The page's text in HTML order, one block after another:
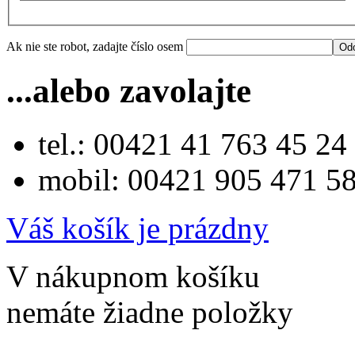
Ak nie ste robot, zadajte číslo osem
...alebo zavolajte
tel.: 00421 41 763 45 24
mobil: 00421 905 471
Váš košík je prázdny
V nákupnom košíku
nemáte žiadne položky